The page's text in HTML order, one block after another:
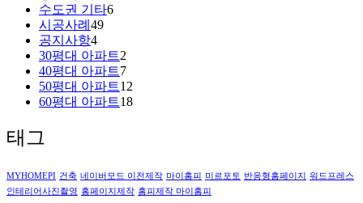
수도권 기타6
시공사례 49
공지사항4
30평대 아파트2
40평대 아파트7
50평대 아파트12
60평대 아파트18
태그
MYHOMEPI 건축 네이버모드 이전제작 마이홈피 미르포토 반응형홈페이지
워드프레스
인테리어사진촬영 홈페이지제작 홈피제작 마이홈피